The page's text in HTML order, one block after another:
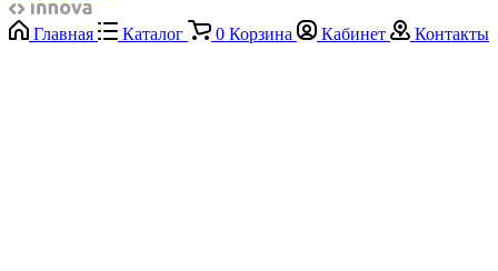
Главная Каталог 0 Корзина Кабинет Контакты